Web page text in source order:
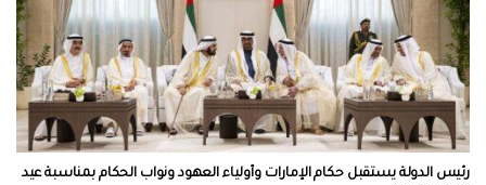
رئيس الدولة يستقبل حكام الإمارات وأولياء العهود ونواب الحكام بمناسبة عيد